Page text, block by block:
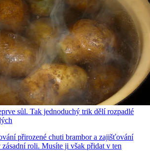
sůl. Tak jednoduchý trik dělí rozpadlé
přirozené chuti brambor a zajišťování
roli. Musíte ji však přidat v ten